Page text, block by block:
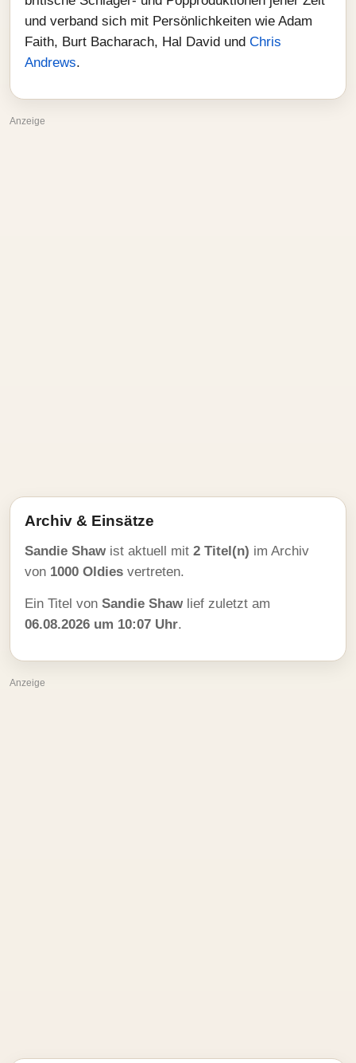
und verband sich mit Persönlichkeiten wie Adam
Faith, Burt Bacharach, Hal David und Chris
Andrews.
Anzeige
Archiv & Einsätze
Sandie Shaw ist aktuell mit 2 Titel(n) im Archiv
von 1000 Oldies vertreten.
Ein Titel von Sandie Shaw lief zuletzt am
06.08.2026 um 10:07 Uhr.
Anzeige